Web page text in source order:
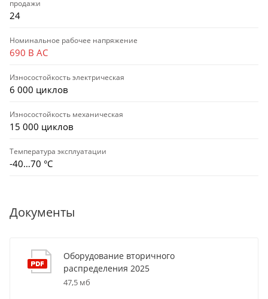
продажи
24
Номинальное рабочее напряжение
690 В AC
Износостойкость электрическая
6 000 циклов
Износостойкость механическая
15 000 циклов
Температура эксплуатации
-40…70 °C
Документы
Оборудование вторичного
распределения 2025
47,5 мб